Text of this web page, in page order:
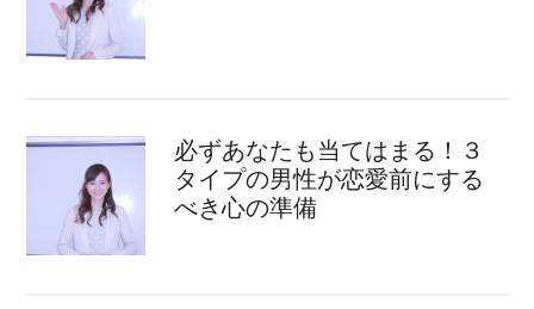
必ずあなたも当てはまる！３
タイプの男性が恋愛前にする
べき心の準備